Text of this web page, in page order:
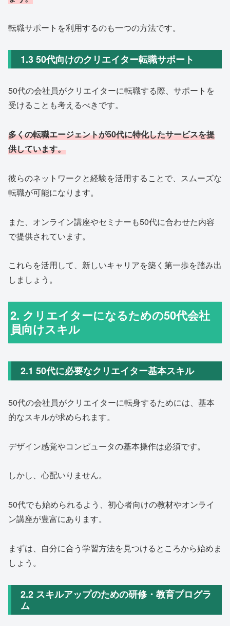
転職サポートを利用するのも一つの方法です。
1.3 50代向けのクリエイター転職サポート
50代の会社員がクリエイターに転職する際、サポートを
受けることも考えるべきです。
多くの転職エージェントが50代に特化したサービスを提
供しています。
彼らのネットワークと経験を活用することで、スムーズな
転職が可能になります。
また、オンライン講座やセミナーも50代に合わせた内容
で提供されています。
これらを活用して、新しいキャリアを築く第一歩を踏み出
しましょう。
2. クリエイターになるための50代会社
員向けスキル
2.1 50代に必要なクリエイター基本スキル
50代の会社員がクリエイターに転身するためには、基本
的なスキルが求められます。
デザイン感覚やコンピュータの基本操作は必須です。
しかし、心配いりません。
50代でも始められるよう、初心者向けの教材やオンライ
ン講座が豊富にあります。
まずは、自分に合う学習方法を見つけるところから始めま
しょう。
2.2 スキルアップのための研修・教育プログラ
ム